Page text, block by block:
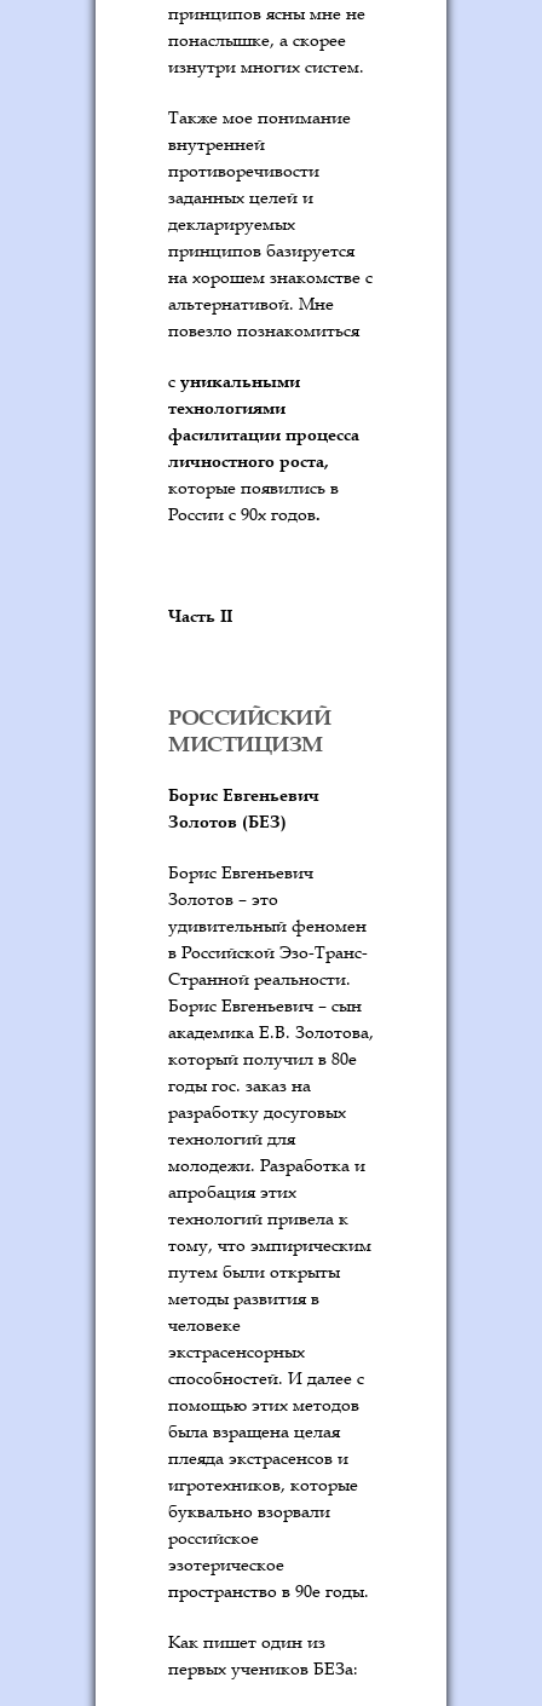
принципов ясны мне не
понаслышке, а скорее
изнутри многих систем.
Также мое понимание
внутренней
противоречивости
заданных целей и
декларируемых
принципов базируется
на хорошем знакомстве с
альтернативой. Мне
повезло познакомиться
с уникальными
технологиями
фасилитации процесса
личностного роста,
которые появились в
России с 90х годов.
Часть II
РОССИЙСКИЙ
МИСТИЦИЗМ
Борис Евгеньевич
Золотов (БЕЗ)
Борис Евгеньевич
Золотов – это
удивительный феномен
в Российской Эзо-Транс-
Странной реальности.
Борис Евгеньевич – сын
академика Е.В. Золотова,
который получил в 80е
годы гос. заказ на
разработку досуговых
технологий для
молодежи. Разработка и
апробация этих
технологий привела к
тому, что эмпирическим
путем были открыты
методы развития в
человеке
экстрасенсорных
способностей. И далее с
помощью этих методов
была взращена целая
плеяда экстрасенсов и
игротехников, которые
буквально взорвали
российское
эзотерическое
пространство в 90е годы.
Как пишет один из
первых учеников БЕЗа: